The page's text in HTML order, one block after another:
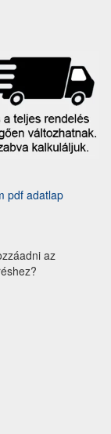
pdf adatlap
az